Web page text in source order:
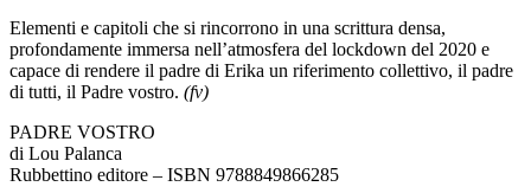
Elementi e capitoli che si rincorrono in una scrittura densa,
profondamente immersa nell’atmosfera del lockdown del 2020 e
capace di rendere il padre di Erika un riferimento collettivo, il padre
di tutti, il Padre vostro. (fv)
PADRE VOSTRO
di Lou Palanca
Rubbettino editore – ISBN 9788849866285